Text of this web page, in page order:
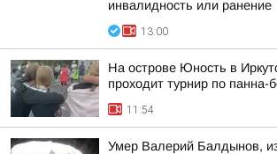
инвалидность или ранение
13:00
На острове Юность в
проходит турнир по панна-
11:54
Умер Валерий Балдынов,